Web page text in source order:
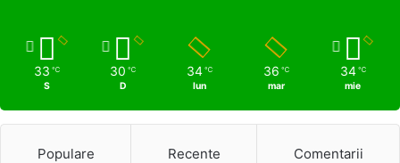
33 ℃
S
30 ℃
D
34 ℃
lun
36 ℃
mar
34 ℃
mie
Populare Recente Comentarii